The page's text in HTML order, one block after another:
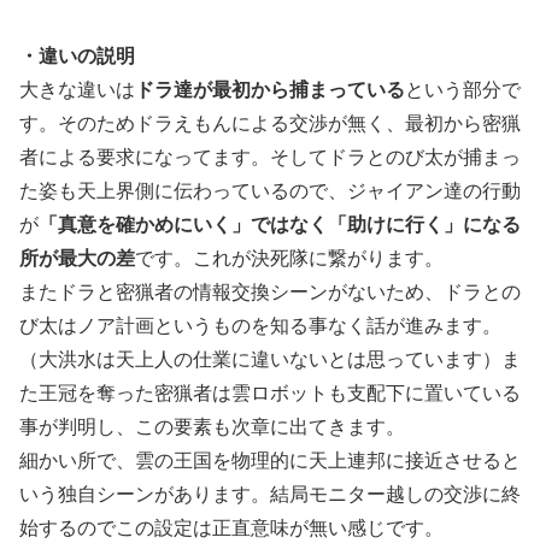
・違いの説明
大きな違いは ドラ達が最初から捕まっているという部分で
す。そのためドラえもんによる交渉が無く、最初から密猟
者による要求になってます。そしてドラとのび太が捕まっ
た姿も天上界側に伝わっているので、ジャイアン達の行動
が 「真意を確かめにいく」ではなく「助けに行く」になる
所が最大の差です。これが決死隊に繋がります。
またドラと密猟者の情報交換シーンがないため、ドラとの
び太はノア計画というものを知る事なく話が進みます。
（大洪水は天上人の仕業に違いないとは思っています）ま
た王冠を奪った密猟者は雲ロボットも支配下に置いている
事が判明し、この要素も次章に出てきます。
細かい所で、雲の王国を物理的に天上連邦に接近させると
いう独自シーンがあります。結局モニター越しの交渉に終
始するのでこの設定は正直意味が無い感じです。